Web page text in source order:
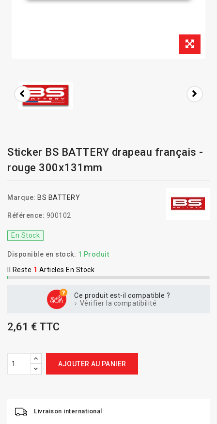
Sticker BS BATTERY drapeau français -
rouge 300x131mm
Marque: BS BATTERY
Référence: 900102
En Stock
Disponible en stock: 1 Produit
Il Reste 1 Articles En Stock
Ce produit est-il compatible ?
Vérifier la compatibilité
2,61 € TTC
AJOUTER AU PANIER
Livraison international